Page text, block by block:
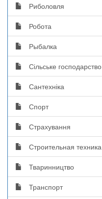
Риболовля
Робота
Рыбалка
Сільське господарство
Сантехніка
Спорт
Страхування
Строительная техника
Тваринництво
Транспорт